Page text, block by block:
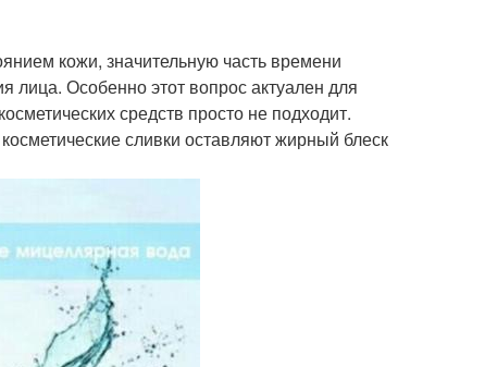
кожи, значительную часть времени
лица. Особенно этот вопрос актуален для
средств просто не подходит.
сливки оставляют жирный блеск